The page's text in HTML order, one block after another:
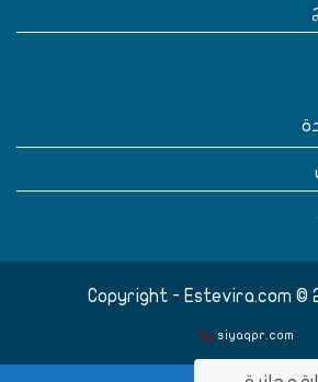
Copyright - Estevira.com
bysiyaqpr.com